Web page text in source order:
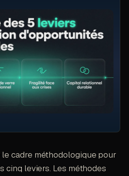
cadre méthodologique pour
cinq leviers. Les méthodes